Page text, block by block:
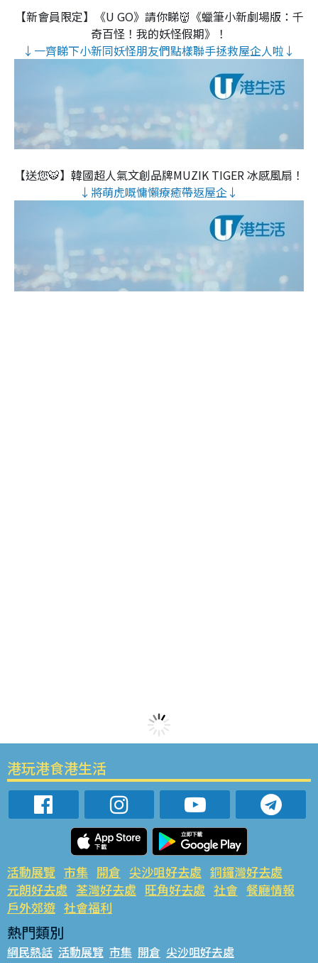
【新會員限定】《U GO》請你睇👹《蠟筆小新劇場版：千
奇百怪！我的妖怪假期》！
↓一齊睇下小新同妖怪朋友們點樣聯手拯救屋企人啦↓
【送您🐯】韓國超人氣文創品牌MUZIK TIGER 冰感風扇！
↓將萌虎嘅慵懶療癒帶返屋企↓
港玩港食港生活
活動展覽 市集 開倉 尖沙咀好去處 銅鑼灣好去處
元朗好去處 荃灣好去處 旺角好去處 社會 餐廳情報
戶外郊遊 社會福利
熱門類別
網民熱話 活動展覽 市集 開倉 尖沙咀好去處